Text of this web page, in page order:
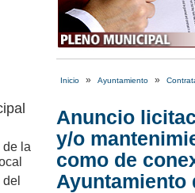
de la
Inicio » Ayuntamiento »
Anuncio
y/o
como de
Ayuntamiento